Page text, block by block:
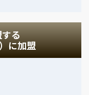
る
に加盟